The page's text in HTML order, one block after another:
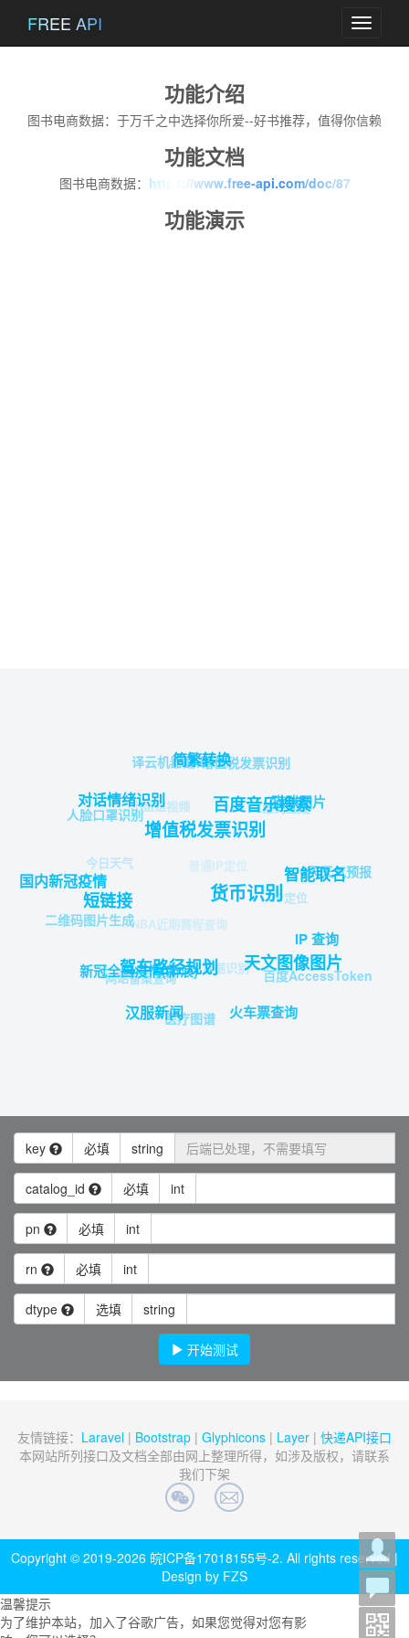
Toggle
FREE API
功能介绍
图书电商数据：于万千之中选择你所爱--好书推荐，值得你信赖
功能文档
图书电商数据： https://www.free-api.com/doc/87
功能演示
新冠全国疫情(新浪)
汉服新闻
驾车路径规划
短链接
国内新冠疫情
二维码图片生成
网站备案查询
医疗图谱 火车票查询
天文图像图片
货币识别
增值税发票识别
对话情绪识别
人脸口罩识别
今日天气
NBA近期赛程查询
票据识别 百度AccessToken
IP 查询
智能取名
百度音乐搜索
简繁转换
译云机器翻译
小姐姐视频
普通IP定位
IP定位
3天天气预报
猫咪图片
增值税发票识别
二维码生成
key 必填 string
catalog_id 必填 int
pn 必填 int
rn 必填 int
dtype 选填 string
开始测试
友情链接： Laravel | Bootstrap | Glyphicons | Layer | 快递API接口
本网站所列接口及文档全部由网上整理所得，如涉及版权，请联系
我们下架
Copyright © 2019-2026 皖ICP备17018155号-2. All rights reserved |
Design by FZS
温馨提示
为了维护本站，加入了谷歌广告，如果您觉得对您有影